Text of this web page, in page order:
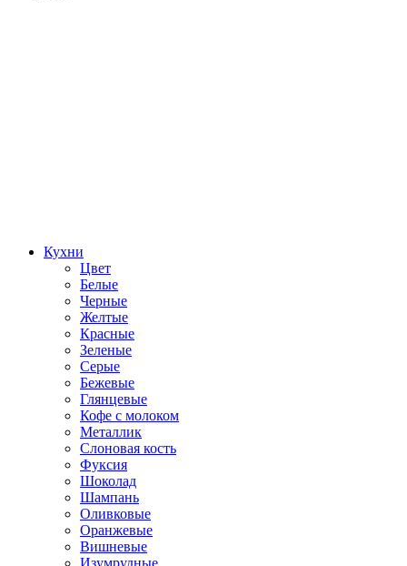
Кухни
Цвет
Белые
Черные
Желтые
Красные
Зеленые
Серые
Бежевые
Глянцевые
Кофе с молоком
Металлик
Слоновая кость
Фуксия
Шоколад
Шампань
Оливковые
Оранжевые
Вишневые
Изумрудные